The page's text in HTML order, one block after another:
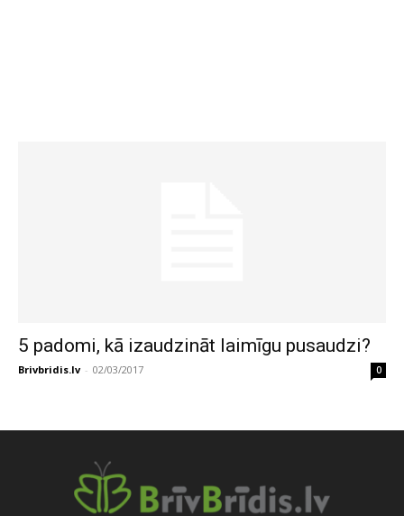
5 padomi, kā izaudzināt laimīgu pusaudzi?
Brivbridis.lv - 02/03/2017 0